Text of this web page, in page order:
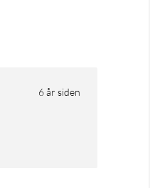
6 år siden